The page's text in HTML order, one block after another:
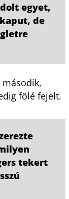
egyet,
de
fölé fejelt.
tekert